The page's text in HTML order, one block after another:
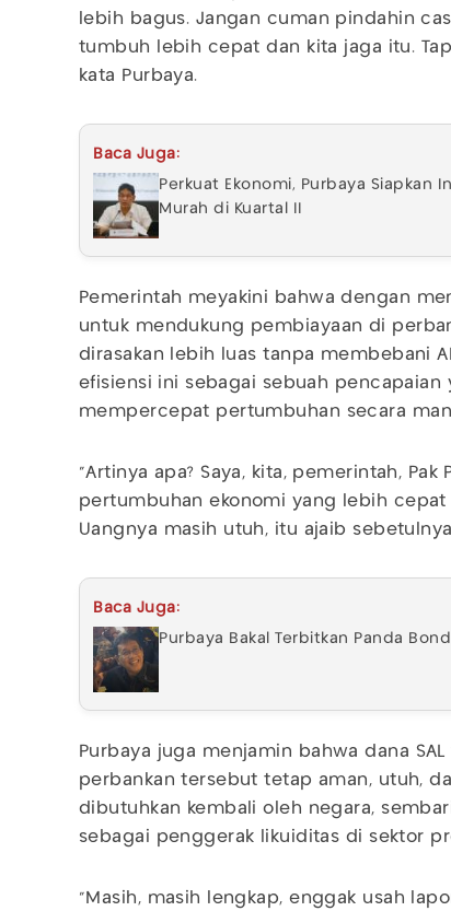
lebih bagus. Jangan cuman pindahin
tumbuh lebih cepat dan kita jaga itu.
kata Purbaya.
Baca Juga:
Perkuat Ekonomi, Purbaya Siapkan
Murah di Kuartal II
Pemerintah meyakini bahwa dengan
untuk mendukung pembiayaan di
dirasakan lebih luas tanpa membebani
efisiensi ini sebagai sebuah pencapaian
mempercepat pertumbuhan secara
"Artinya apa? Saya, kita, pemerintah,
pertumbuhan ekonomi yang lebih
Uangnya masih utuh, itu ajaib
Baca Juga:
Purbaya Bakal Terbitkan Panda
Purbaya juga menjamin bahwa dana
perbankan tersebut tetap aman, utuh,
dibutuhkan kembali oleh negara,
sebagai penggerak likuiditas di sektor
"Masih, masih lengkap, enggak usah